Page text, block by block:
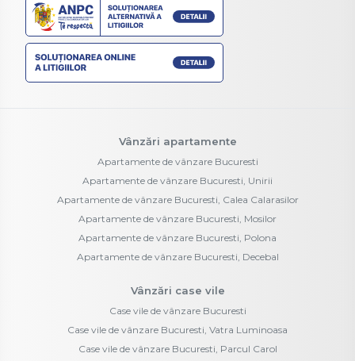
Vânzări apartamente
Apartamente de vânzare Bucuresti
Apartamente de vânzare Bucuresti, Unirii
Apartamente de vânzare Bucuresti, Calea Calarasilor
Apartamente de vânzare Bucuresti, Mosilor
Apartamente de vânzare Bucuresti, Polona
Apartamente de vânzare Bucuresti, Decebal
Vânzări case vile
Case vile de vânzare Bucuresti
Case vile de vânzare Bucuresti, Vatra Luminoasa
Case vile de vânzare Bucuresti, Parcul Carol